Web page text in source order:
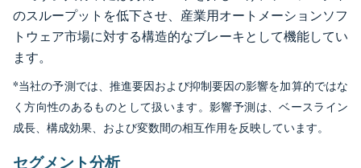
のスループットを低下させ、産業用オートメーションソフ
トウェア市場に対する構造的なブレーキとして機能してい
ます。
*当社の予測では、推進要因および抑制要因の影響を加算的ではな
く方向性のあるものとして扱います。影響予測は、ベースライン
成長、構成効果、および変数間の相互作用を反映しています。
セグメント分析